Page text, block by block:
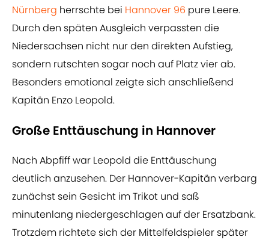
Nürnberg herrschte bei Hannover 96 pure Leere.
Durch den späten Ausgleich verpassten die
Niedersachsen nicht nur den direkten Aufstieg,
sondern rutschten sogar noch auf Platz vier ab.
Besonders emotional zeigte sich anschließend
Kapitän Enzo Leopold.
Große Enttäuschung in Hannover
Nach Abpfiff war Leopold die Enttäuschung
deutlich anzusehen. Der Hannover-Kapitän verbarg
zunächst sein Gesicht im Trikot und saß
minutenlang niedergeschlagen auf der Ersatzbank.
Trotzdem richtete sich der Mittelfeldspieler später